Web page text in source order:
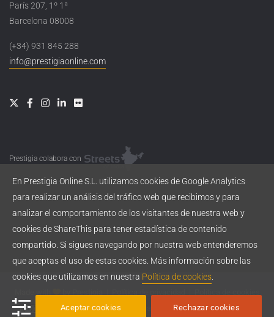
París 207, 1º 1ª
Barcelona 08008
(+34) 931 845 288
info@prestigiaonline.com
Prestigia colabora con
Esta obra está bajo una
licencia de Creative Commons
En Prestigia Online S.L. utilizamos cookies de Google Analytics
para realizar un análisis del tráfico web que recibimos y para
analizar el comportamiento de los visitantes de nuestra web y
cookies de ShareThis para tener estadística de contenido
compartido. Si sigues navegando por nuestra web entenderemos
que aceptas el uso de estas cookies. Más información sobre las
cookies que utilizamos en nuestra Política de cookies
Aceptar cookies Rechazar cookies